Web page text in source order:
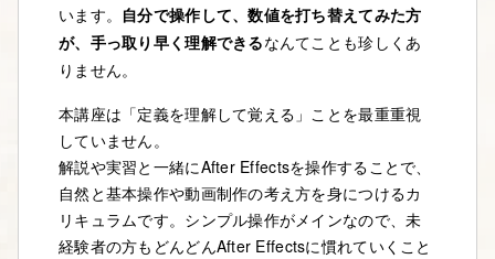
います。 自分で操作して、数値を打ち替えてみた方
が、手っ取り早く理解できるなんてことも珍しくあ
りません。
本講座は「定義を理解して覚える」ことを最重重視
していません。
解説や実習と一緒にAfter Effectsを操作することで、
自然と基本操作や動画制作の考え方を身につけるカ
リキュラムです。シンプル操作がメインなので、未
経験者の方もどんどんAfter Effectsに慣れていくこと